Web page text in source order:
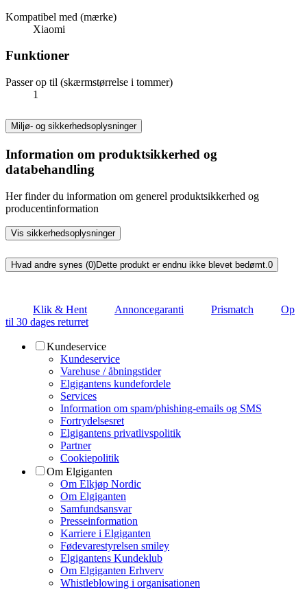
Kompatibel med (mærke)
Xiaomi
Funktioner
Passer op til (skærmstørrelse i tommer)
1
Miljø- og sikkerhedsoplysninger
Information om produktsikkerhed og
databehandling
Her finder du information om generel produktsikkerhed og
producentinformation
Vis sikkerhedsoplysninger
Hvad andre synes (0)Dette produkt er endnu ikke blevet bedømt.0
Klik & Hent Annoncegaranti Prismatch
Op
til 30 dages returret
Kundeservice
Kundeservice
Varehuse / åbningstider
Elgigantens kundefordele
Services
Information om spam/phishing-emails og SMS
Fortrydelsesret
Elgigantens privatlivspolitik
Partner
Cookiepolitik
Om Elgiganten
Om Elkjøp Nordic
Om Elgiganten
Samfundsansvar
Presseinformation
Karriere i Elgiganten
Fødevarestyrelsen smiley
Elgigantens Kundeklub
Om Elgiganten Erhverv
Whistleblowing i organisationen